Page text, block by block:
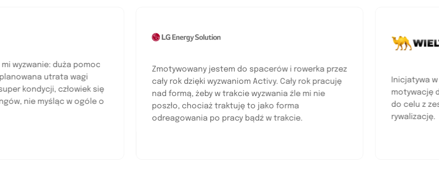
mi wyzwanie: duża pomoc
planowana utrata wagi
super kondycji, człowiek się
nie myśląc w ogóle o
Zmotywowany jestem do spacerów i rowerka przez
cały rok dzięki wyzwaniom Activy. Cały rok pracuję
nad formą, żeby w trakcie wyzwania źle mi nie
poszło, chociaż traktuję to jako forma
odreagowania po pracy bądź w trakcie.
do celu